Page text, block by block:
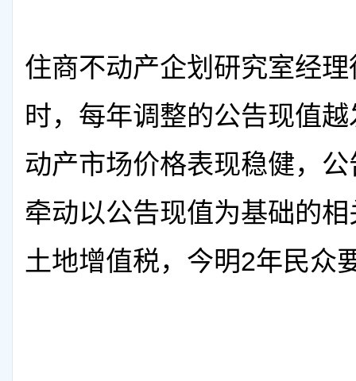
住商不动产企划研究室经
时，每年调整的公告现值
动产市场价格表现稳健，
牵动以公告现值为基础的
土地增值税，今明2年民众